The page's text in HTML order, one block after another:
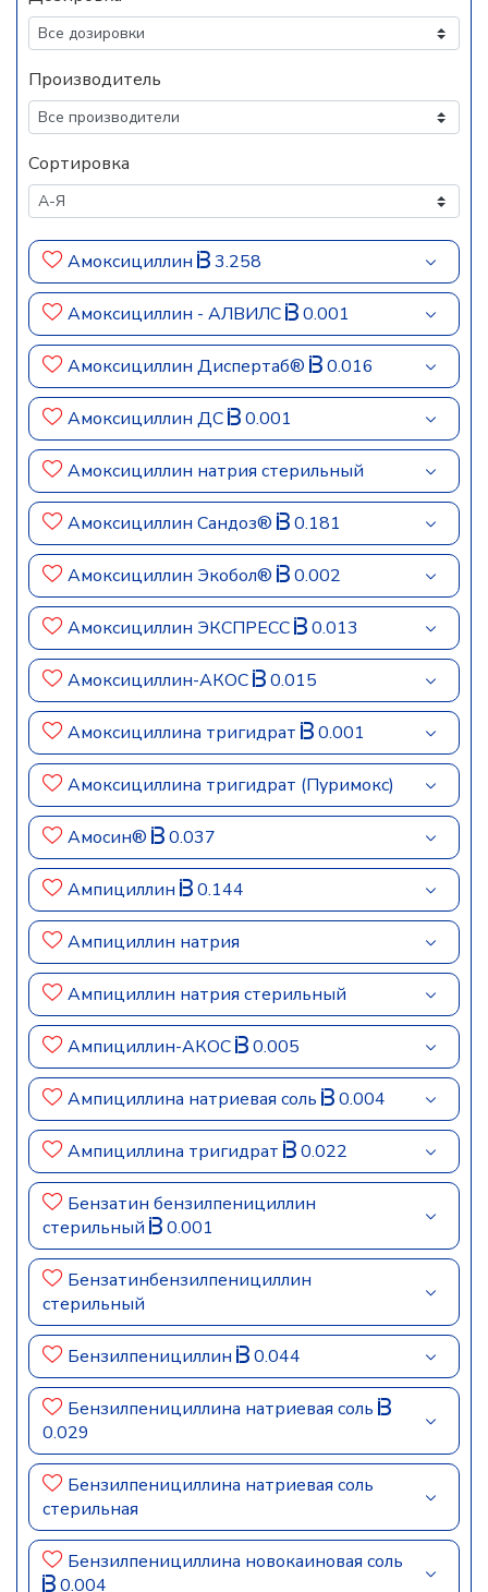
Производитель
Сортировка
Амоксициллин 3.258
Амоксициллин - АЛВИЛС 0.001
Амоксициллин Диспертаб® 0.016
Амоксициллин ДС 0.001
Амоксициллин натрия стерильный
Амоксициллин Сандоз® 0.181
Амоксициллин Экобол® 0.002
Амоксициллин ЭКСПРЕСС 0.013
Амоксициллин-АКОС 0.015
Амоксициллина тригидрат 0.001
Амоксициллина тригидрат (Пуримокс)
Амосин® 0.037
Ампициллин 0.144
Ампициллин натрия
Ампициллин натрия стерильный
Ампициллин-АКОС 0.005
Ампициллина натриевая соль 0.004
Ампициллина тригидрат 0.022
Бензатин бензилпенициллин
стерильный
0.001
Бензатинбензилпенициллин
стерильный
Бензилпенициллин 0.044
Бензилпенициллина натриевая соль
0.029
Бензилпенициллина натриевая соль
стерильная
Бензилпенициллина новокаиновая соль
0.004